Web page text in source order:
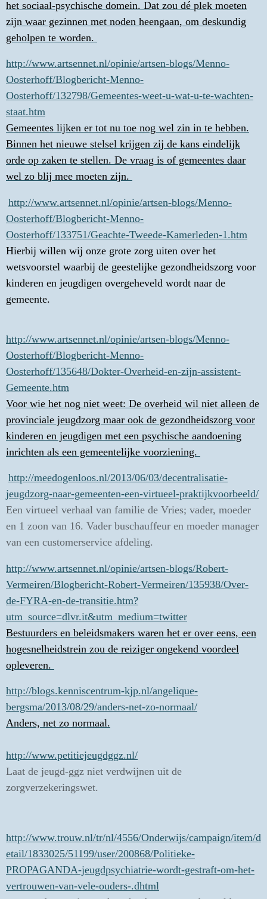
het sociaal-psychische domein. Dat zou dé plek moeten
zijn waar gezinnen met noden heengaan, om deskundig
geholpen te worden.
http://www.artsennet.nl/opinie/artsen-blogs/Menno-
Oosterhoff/Blogbericht-Menno-
Oosterhoff/132798/Gemeentes-weet-u-wat-u-te-wachten-
staat.htm
Gemeentes lijken er tot nu toe nog wel zin in te hebben.
Binnen het nieuwe stelsel krijgen zij de kans eindelijk
orde op zaken te stellen. De vraag is of gemeentes daar
wel zo blij mee moeten zijn.
http://www.artsennet.nl/opinie/artsen-blogs/Menno-
Oosterhoff/Blogbericht-Menno-
Oosterhoff/133751/Geachte-Tweede-Kamerleden-1.htm
Hierbij willen wij onze grote zorg uiten over het
wetsvoorstel waarbij de geestelijke gezondheidszorg voor
kinderen en jeugdigen overgeheveld wordt naar de
gemeente.
http://www.artsennet.nl/opinie/artsen-blogs/Menno-
Oosterhoff/Blogbericht-Menno-
Oosterhoff/135648/Dokter-Overheid-en-zijn-assistent-
Gemeente.htm
Voor wie het nog niet weet: De overheid wil niet alleen de
provinciale jeugdzorg maar ook de gezondheidszorg voor
kinderen en jeugdigen met een psychische aandoening
inrichten als een gemeentelijke voorziening.
http://meedogenloos.nl/2013/06/03/decentralisatie-
jeugdzorg-naar-gemeenten-een-virtueel-praktijkvoorbeeld/
Een virtueel verhaal van familie de Vries; vader, moeder
en 1 zoon van 16. Vader buschauffeur en moeder manager
van een customerservice afdeling.
http://www.artsennet.nl/opinie/artsen-blogs/Robert-
Vermeiren/Blogbericht-Robert-Vermeiren/135938/Over-
de-FYRA-en-de-transitie.htm?
utm_source=dlvr.it&utm_medium=twitter
Bestuurders en beleidsmakers waren het er over eens, een
hogesnelheidstrein zou de reiziger ongekend voordeel
opleveren.
http://blogs.kenniscentrum-kjp.nl/angelique-
bergsma/2013/08/29/anders-net-zo-normaal/
Anders, net zo normaal.
http://www.petitiejeugdggz.nl/
Laat de jeugd-ggz niet verdwijnen uit de
zorgverzekeringswet.
http://www.trouw.nl/tr/nl/4556/Onderwijs/campaign/item/d
etail/1833025/51199/user/200868/Politieke-
PROPAGANDA-jeugdpsychiatrie-wordt-gestraft-om-het-
vertrouwen-van-vele-ouders-.dhtml